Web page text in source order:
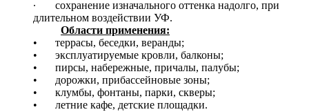
∙
сохранение изначального оттенка надолго, при
длительном воздействии УФ.
Области применения:
•
террасы, беседки, веранды;
•
эксплуатируемые кровли, балконы;
•
пирсы, набережные, причалы, палубы;
•
дорожки, прибассейновые зоны;
•
клумбы, фонтаны, парки, скверы;
•
летние кафе, детские площадки.